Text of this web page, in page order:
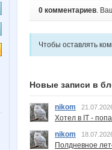
0 комментариев.
Чтобы оставлять
Новые записи в
nikom
Хотел в IT -
nikom
Полдневное